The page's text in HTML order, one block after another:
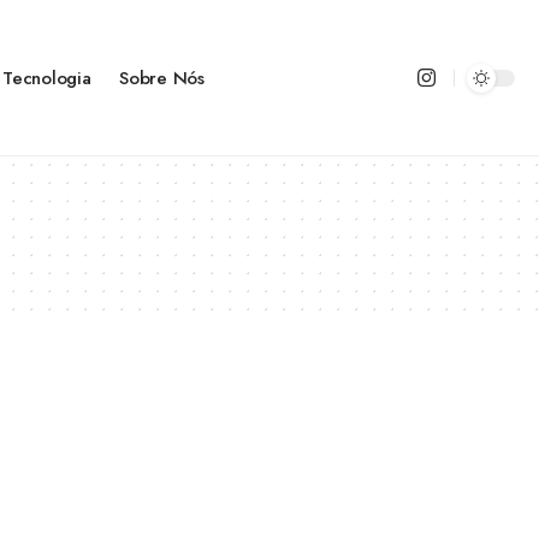
Tecnologia Sobre Nós